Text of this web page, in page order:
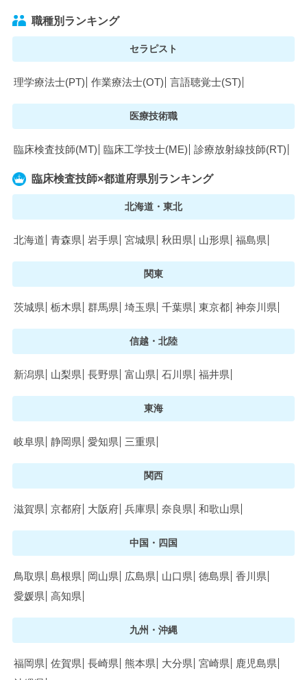
職種別ランキング
セラピスト
理学療法士(PT) 作業療法士(OT) 言語聴覚士(ST)
医療技術職
臨床検査技師(MT) 臨床工学技士(ME) 診療放射線技師(RT)
臨床検査技師×都道府県別ランキング
北海道・東北
北海道 青森県 岩手県 宮城県 秋田県 山形県 福島県
関東
茨城県 栃木県 群馬県 埼玉県 千葉県 東京都 神奈川県
信越・北陸
新潟県 山梨県 長野県 富山県 石川県 福井県
東海
岐阜県 静岡県 愛知県 三重県
関西
滋賀県 京都府 大阪府 兵庫県 奈良県 和歌山県
中国・四国
鳥取県 島根県 岡山県 広島県 山口県 徳島県 香川県
愛媛県 高知県
九州・沖縄
福岡県 佐賀県 長崎県 熊本県 大分県 宮崎県
鹿児島県